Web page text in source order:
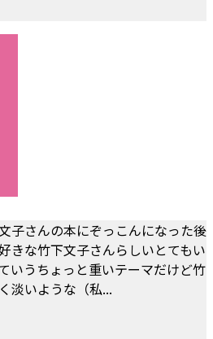
子さんの本にぞっこんになった後
きな竹下文子さんらしいとてもい
いうちょっと重いテーマだけど竹
淡いような（私...